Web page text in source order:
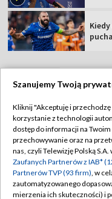
Szanujemy Twoją
Kliknij "Akceptuję i
korzystanie z technologii
dostęp do informacji na
przechowywanie oraz na
nas, czyli Telewizję Polską
Zaufanych Partnerów z IAB*
Partnerów TVP (93 firm), w
zautomatyzowanego
mierzenia ich skuteczności) i